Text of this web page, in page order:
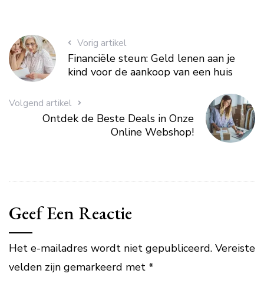
Vorig artikel
Financiële steun: Geld lenen aan je
kind voor de aankoop van een huis
Volgend artikel
Ontdek de Beste Deals in Onze
Online Webshop!
Geef Een Reactie
Het e-mailadres wordt niet gepubliceerd. Vereiste
velden zijn gemarkeerd met *